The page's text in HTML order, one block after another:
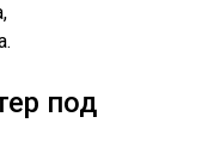
под